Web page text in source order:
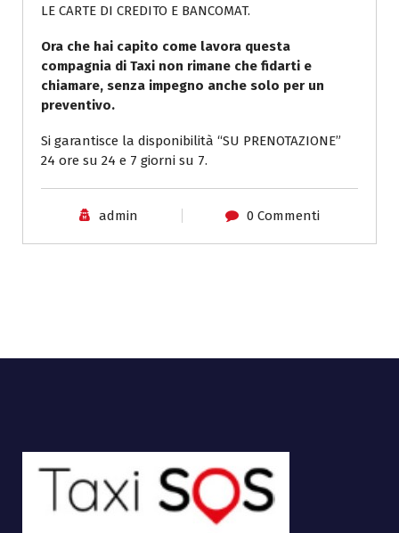
LE CARTE DI CREDITO E BANCOMAT.
Ora che hai capito come lavora questa
compagnia di Taxi non rimane che fidarti e
chiamare, senza impegno anche solo per un
preventivo.
Si garantisce la disponibilità “SU PRENOTAZIONE”
24 ore su 24 e 7 giorni su 7.
admin 0 Commenti